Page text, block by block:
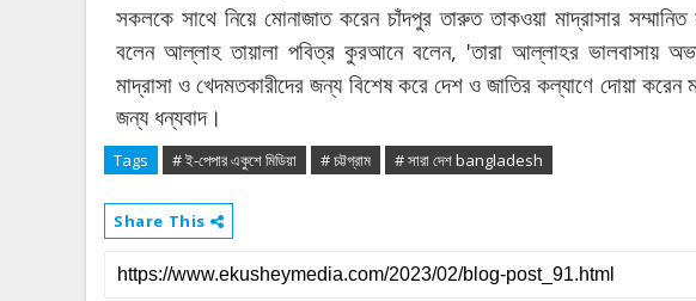
সকলকে সাথে নিয়ে মোনাজাত করেন চাঁদপুর তারুত তাকওয়া মাদ্রাসার সম্মানিত
বলেন আল্লাহ তায়ালা পবিত্র কুরআনে বলেন, 'তারা আল্লাহর ভালবাসায়
মাদ্রাসা ও খেদমতকারীদের জন্য বিশেষ করে দেশ ও জাতির কল্যাণে দোয়া করেন
জন্য ধন্যবাদ।
Tags # ই-পেপার একুশে মিডিয়া # চট্টগ্রাম # সারা দেশ bangladesh
Share This